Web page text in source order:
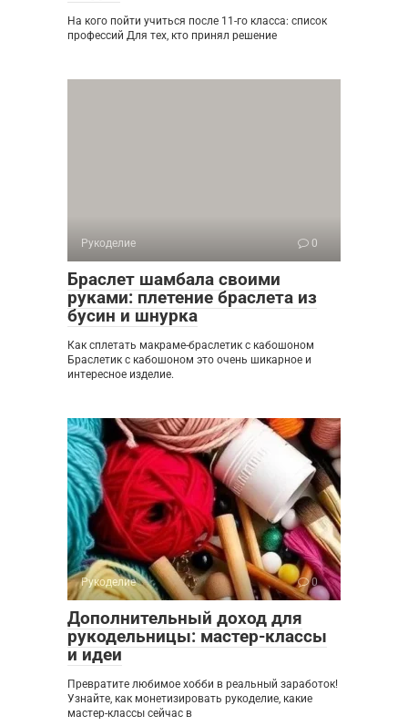
На кого пойти учиться после 11-го класса: список
профессий Для тех, кто принял решение
Рукоделие 0
Браслет шамбала своими
руками: плетение браслета из
бусин и шнурка
Как сплетать макраме-браслетик с кабошоном
Браслетик с кабошоном это очень шикарное и
интересное изделие.
Рукоделие 0
Дополнительный доход для
рукодельницы: мастер-классы
и идеи
Превратите любимое хобби в реальный заработок!
Узнайте, как монетизировать рукоделие, какие
мастер-классы сейчас в